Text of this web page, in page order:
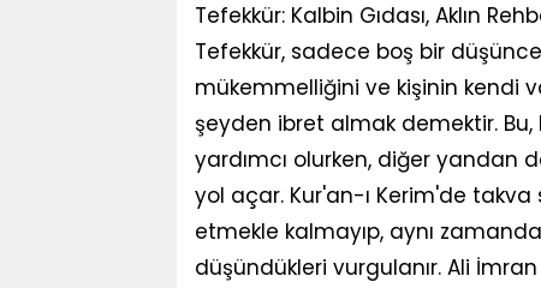
Tefekkür: Kalbin Gıdası, Aklın
Tefekkür, sadece boş bir
mükemmelliğini ve kişinin kendi
şeyden ibret almak demektir.
yardımcı olurken, diğer yandan
yol açar. Kur'an-ı Kerim'de
etmekle kalmayıp, aynı
düşündükleri vurgulanır. Ali